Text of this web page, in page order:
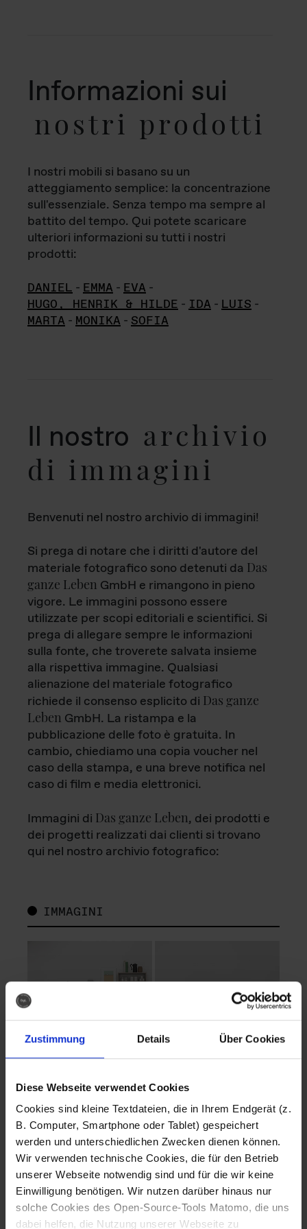
Zustimmung Details Über Cookies
Diese Webseite verwendet Cookies
Cookies sind kleine Textdateien, die in Ihrem Endgerät (z.
B. Computer, Smartphone oder Tablet) gespeichert
werden und unterschiedlichen Zwecken dienen können.
Wir verwenden technische Cookies, die für den Betrieb
unserer Webseite notwendig sind und für die wir keine
Einwilligung benötigen. Wir nutzen darüber hinaus nur
solche Cookies des Open-Source-Tools Matomo, die uns
dabei helfen, die Nutzung unserer Webseite zu
Informazioni sui
nostri prodotti
I nostri mobili si basano su un
atteggiamento semplice: la concentrazione
sull'essenziale. Senza tempo ma sempre al
battito del tempo. Qui potete scaricare
ulteriori informazioni su tutti i nostri
prodotti:
DANIEL - EMMA - EVA -
HUGO, HENRIK & HILDE - IDA - LUIS -
MARTA - MONIKA - SOFIA
Il nostro archivio
di immagini
Benvenuti nel nostro archivio di immagini!
Si prega di notare che i diritti d'autore del
materiale fotografico sono detenuti da Das
ganze Leben GmbH e rimangono in pieno
vigore. Le immagini possono essere
utilizzate per scopi editoriali e scientifici. Si
prega di allegare sempre le informazioni
sulla fonte, che troverete salvata insieme
alla rispettiva immagine. Qualsiasi
alienazione del materiale fotografico
richiede il consenso esplicito di Das ganze
Leben GmbH. La ristampa e la
pubblicazione delle foto è gratuita. In
cambio, chiediamo una copia voucher nel
caso della stampa, e una breve notifica nel
caso di film e media elettronici.
Immagini di Das ganze Leben, dei prodotti e
dei progetti realizzati dai clienti si trovano
qui nel nostro archivio fotografico:
IMMAGINI
Fotografo: Lorenz
Sternbach
Download
Fotografo: Lorenz
Sternbach
Download